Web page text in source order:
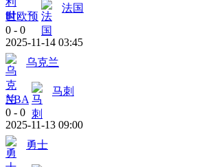
世欧预
法国
0 - 0
2025-11-14 03:45
乌克兰
NBA
马刺
0 - 0
2025-11-13 09:00
勇士